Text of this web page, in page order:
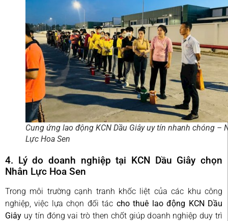
Cung ứng lao động KCN Dầu Giây uy tín nhanh chóng –
Lực Hoa Sen
4. Lý do doanh nghiệp tại KCN Dầu Giây chọn
Nhân Lực Hoa Sen
Trong môi trường cạnh tranh khốc liệt của các khu công
nghiệp, việc lựa chọn đối tác cho thuê lao động KCN Dầu
Giây uy tín đóng vai trò then chốt giúp doanh nghiệp duy trì